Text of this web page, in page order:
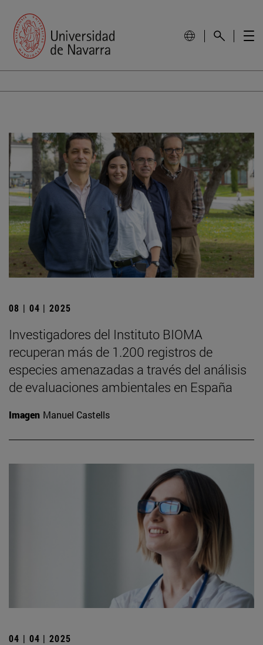
08 | 04 | 2025
Investigadores del Instituto BIOMA
recuperan más de 1.200 registros de
especies amenazadas a través del análisis
de evaluaciones ambientales en España
Imagen Manuel Castells
04 | 04 | 2025